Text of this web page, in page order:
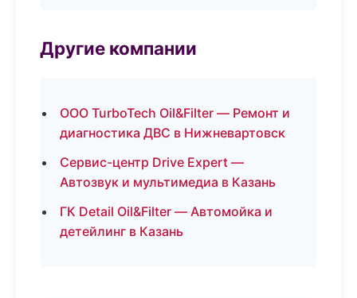
Другие компании
ООО TurboTech Oil&Filter — Ремонт и
диагностика ДВС в Нижневартовск
Сервис-центр Drive Expert —
Автозвук и мультимедиа в Казань
ГК Detail Oil&Filter — Автомойка и
детейлинг в Казань